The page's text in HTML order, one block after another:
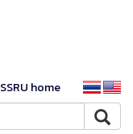
SSRU home